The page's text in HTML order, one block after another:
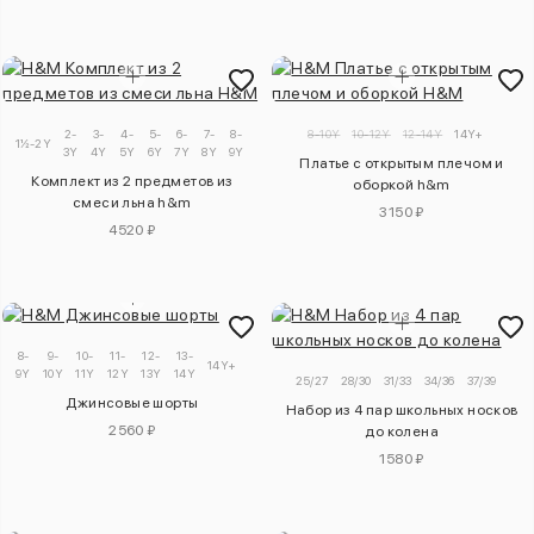
1½-2Y
2-
3Y
3-
4Y
4-
5Y
5-
6Y
6-
7Y
7-
8Y
8-
9Y
Комплект из 2 предметов из
смеси льна h&m
4520 ₽
8-10Y 10-12Y 12-14Y 14Y+
Платье с открытым плечом и
оборкой h&m
3150 ₽
8-
9Y
9-
10Y
10-
11Y
11-
12Y
12-
13Y
13-
14Y
14Y+
Джинсовые шорты
2560 ₽
25/27 28/30 31/33 34/36 37/39
Набор из 4 пар школьных носков
до колена
1580 ₽